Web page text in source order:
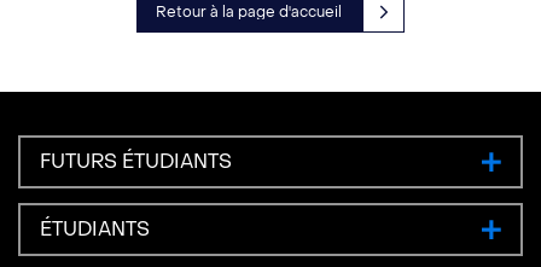
Retour à la page d'accueil
FUTURS ÉTUDIANTS
ÉTUDIANTS